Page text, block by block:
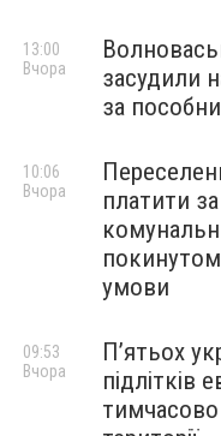
засудили
за
13:00
Вчора
платити
умови
10:06
Вчора
П’ятьох
підлітків
09:53
Вчора